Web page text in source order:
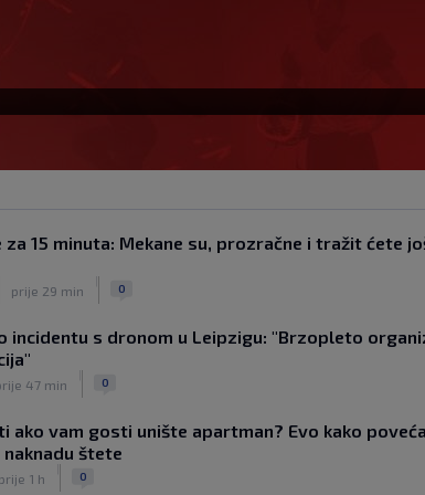
za 15 minuta: Mekane su, prozračne i tražit ćete
prije 29 min 0
incidentu s dronom u Leipzigu: "Brzopleto
47 min 0
ako vam gosti unište apartman? Evo kako
naknadu štete
prije 1 h 0